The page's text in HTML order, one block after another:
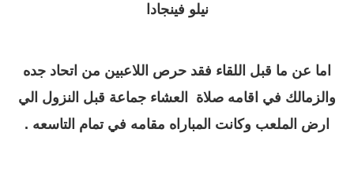
نيلو فينجادا
اما عن ما قبل اللقاء فقد حرص اللاعبين من اتحاد جده
والزمالك في اقامه صلاة
العشاء جماعة قبل النزول الي
ارض الملعب وكانت المباراه مقامه في تمام التاسعه .